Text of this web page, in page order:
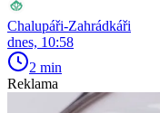
Chalupáři-Zahrádkáři
dnes, 10:58
2 min
Reklama